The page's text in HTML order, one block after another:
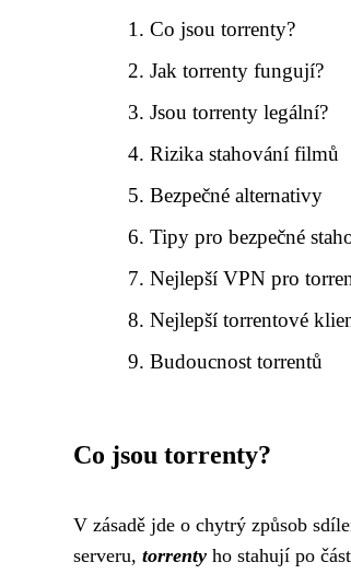
Co jsou torrenty?
Jak torrenty fungují?
Jsou torrenty legální?
Rizika stahování filmů
Bezpečné alternativy
Tipy pro bezpečné
Nejlepší VPN pro
Nejlepší torrentové
Budoucnost torrentů
Co jsou torrenty?
V zásadě jde o chytrý způsob
serveru, torrenty ho stahují po